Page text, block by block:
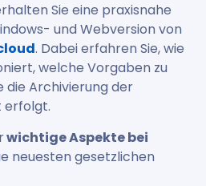
Sie eine praxisnahe
und Webversion von
. Dabei erfahren Sie, wie
welche Vorgaben zu
die Archivierung der
erfolgt.
wichtige Aspekte bei
neuesten gesetzlichen